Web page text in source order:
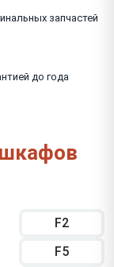
запчастей
до года
F2
F5